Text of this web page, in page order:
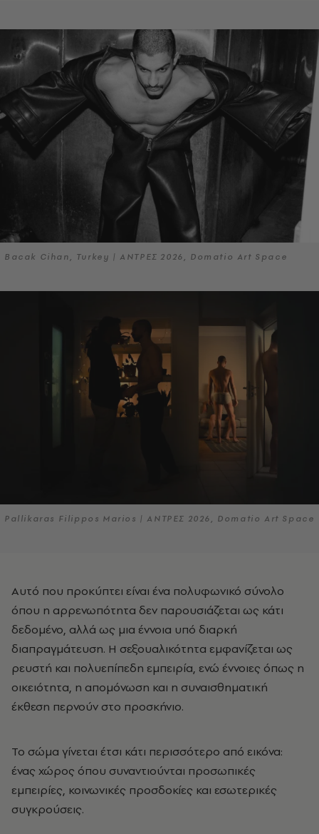
Bacak Cihan, Turkey | ΑΝΤΡΕΣ 2026, Domatio Art Space
Pallikaras Filippos Marios | ΑΝΤΡΕΣ 2026, Domatio Art Space
Αυτό που προκύπτει είναι ένα πολυφωνικό σύνολο
όπου η αρρενωπότητα δεν παρουσιάζεται ως κάτι
δεδομένο, αλλά ως μια έννοια υπό διαρκή
διαπραγμάτευση. Η σεξουαλικότητα εμφανίζεται ως
ρευστή και πολυεπίπεδη εμπειρία, ενώ έννοιες όπως η
οικειότητα, η απομόνωση και η συναισθηματική
έκθεση περνούν στο προσκήνιο.
Το σώμα γίνεται έτσι κάτι περισσότερο από εικόνα:
ένας χώρος όπου συναντιούνται προσωπικές
εμπειρίες, κοινωνικές προσδοκίες και εσωτερικές
συγκρούσεις.